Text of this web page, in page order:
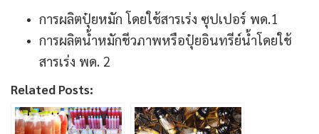
การผลิตปุ๋ยหมัก โดยใช้สารเร่ง ซุปเปอร์ พด.1
การผลิตน้ำหมักชีวภาพหรือปุ๋ยอินทรีย์น้ำโดยใช้
สารเร่ง พด. 2
Related Posts: